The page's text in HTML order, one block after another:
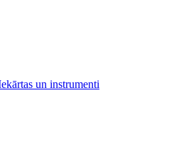
un instrumenti